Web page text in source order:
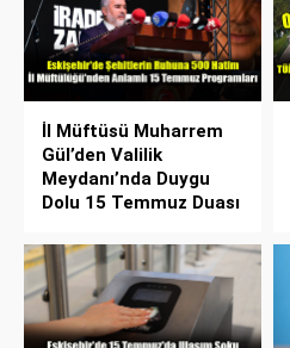
İl Müftüsü Muharrem
Gül’den Valilik
Meydanı’nda Duygu
Dolu 15 Temmuz Duası